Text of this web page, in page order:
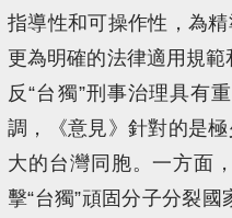
指導性和可操作性，為
更為明確的法律適用規
反“台獨”刑事治理具有
調，《意見》針對的是
大的台灣同胞。一方面
擊“台獨”頑固分子分裂